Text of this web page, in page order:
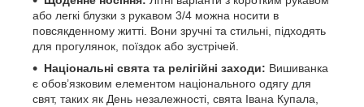
або легкі блузки з рукавом 3/4 можна носити в
повсякденному житті. Вони зручні та стильні, підходять
для прогулянок, поїздок або зустрічей.
Національні свята та релігійні заходи: Вишиванка
є обов’язковим елементом національного одягу для
свят, таких як День незалежності, свята Івана Купала,